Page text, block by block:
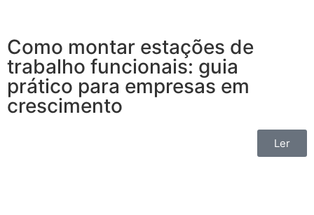
Como montar estações de
trabalho funcionais: guia
prático para empresas em
crescimento
Ler